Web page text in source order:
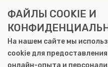
КОНТАКТЫ
Саратов, ул. Осипова, 10А
+7 (8452) 72-65-65
gemera@moya-kniga.ru
ФАЙЛЫ COOKIE И
На нашем сайте мы
cookie для
онлайн-опыта и